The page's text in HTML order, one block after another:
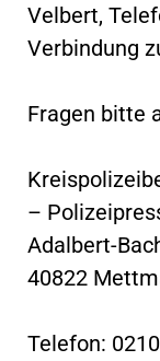
Velbert,
Verbindung
Fragen bitte
–
Adalbert-
40822
Telefon: